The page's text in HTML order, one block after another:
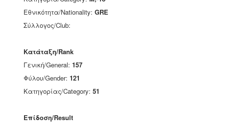
Εθνικότητα/Nationality: GRE
Σύλλογος/Club:
Κατάταξη/Rank
Γενική/General: 157
Φύλου/Gender: 121
Κατηγορίας/Category: 51
Επίδοση/Result